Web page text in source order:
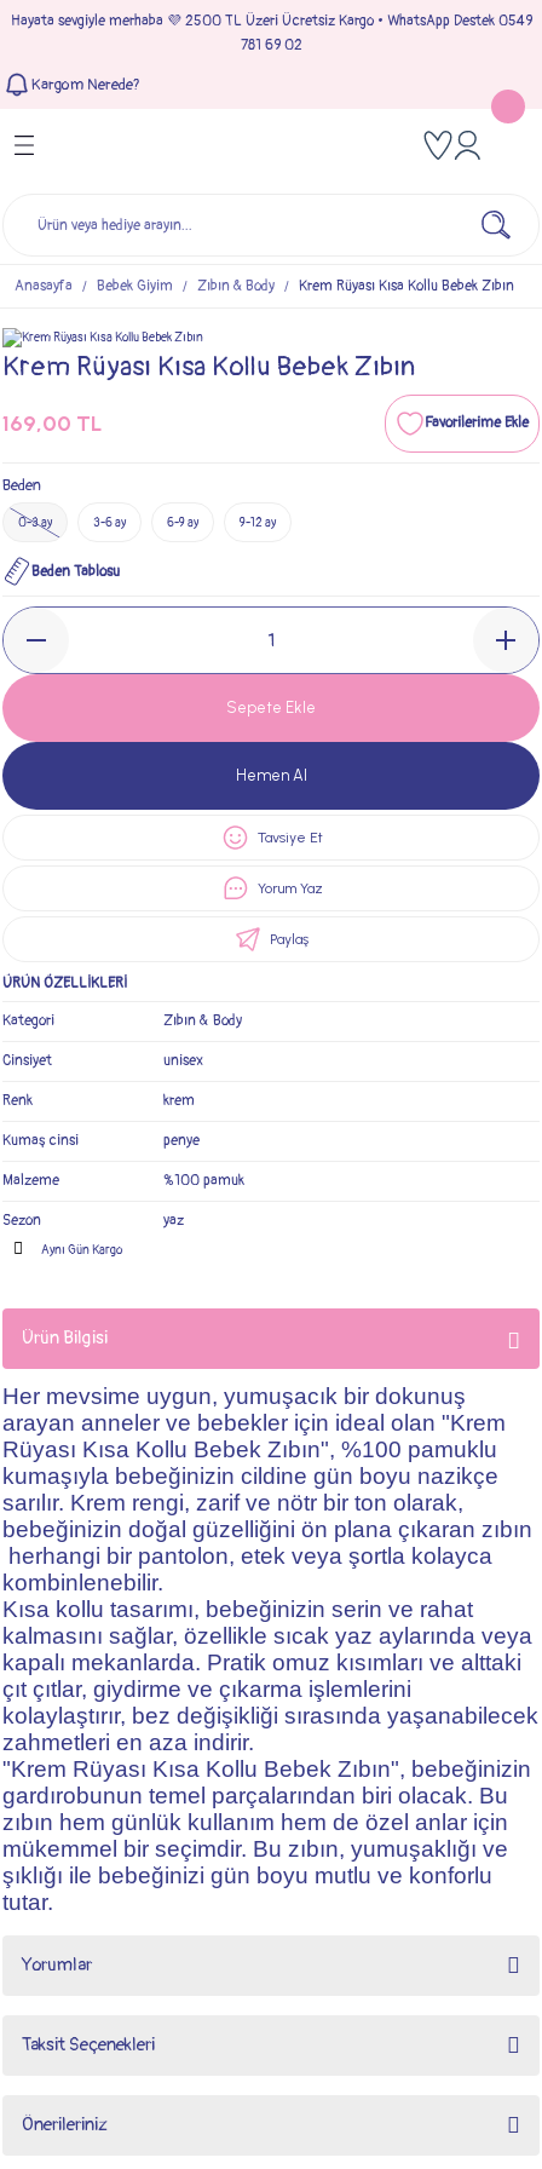
Hayata sevgiyle merhaba 💜 2500 TL Üzeri Ücretsiz Kargo • WhatsApp Destek 0549
781 69 02
Kargom Nerede?
Geri Dön
Geri Dön
Geri Dön
Geri Dön
Anasayfa Bebek Giyim Zıbın & Body Krem Rüyası Kısa Kollu Bebek Zıbın
Krem Rüyası Kısa Kollu Bebek Zıbın
169,00 TL
Beden
0-3 ay 3-6 ay 6-9 ay 9-12 ay
Beden Tablosu
Sepete Ekle
Hemen Al
Tavsiye Et
Yorum Yaz
Paylaş
ÜRÜN ÖZELLİKLERİ
Kategori Zıbın & Body
Cinsiyet unisex
Renk krem
Kumaş cinsi penye
Malzeme %100 pamuk
Sezon yaz
Aynı Gün Kargo
Ürün Bilgisi
Her mevsime uygun, yumuşacık bir dokunuş
arayan anneler ve bebekler için ideal olan "Krem
Rüyası Kısa Kollu Bebek Zıbın", %100 pamuklu
kumaşıyla bebeğinizin cildine gün boyu nazikçe
sarılır. Krem rengi, zarif ve nötr bir ton olarak,
bebeğinizin doğal güzelliğini ön plana çıkaran zıbın
herhangi bir pantolon, etek veya şortla kolayca
kombinlenebilir.
Kısa kollu tasarımı, bebeğinizin serin ve rahat
kalmasını sağlar, özellikle sıcak yaz aylarında veya
kapalı mekanlarda. Pratik omuz kısımları ve alttaki
çıt çıtlar, giydirme ve çıkarma işlemlerini
kolaylaştırır, bez değişikliği sırasında yaşanabilecek
zahmetleri en aza indirir.
"Krem Rüyası Kısa Kollu Bebek Zıbın", bebeğinizin
gardırobunun temel parçalarından biri olacak. Bu
zıbın hem günlük kullanım hem de özel anlar için
mükemmel bir seçimdir. Bu zıbın, yumuşaklığı ve
şıklığı ile bebeğinizi gün boyu mutlu ve konforlu
tutar.
Yorumlar
Taksit Seçenekleri
Önerileriniz